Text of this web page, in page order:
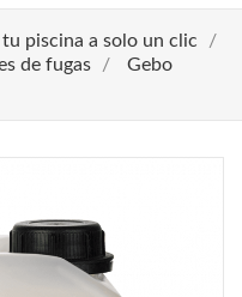
piscina a solo un clic
de fugas
Gebo